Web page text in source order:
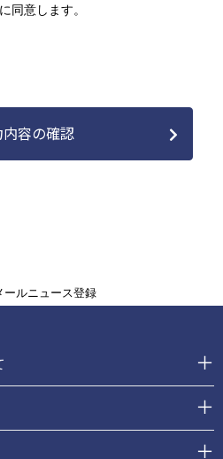
への同意
に同意します。
ールニュース登録